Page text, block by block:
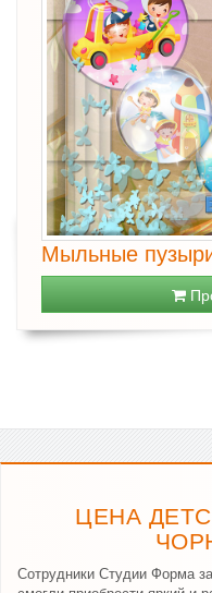
Мыльные
ЦЕНА
Сотрудники Студии Форма